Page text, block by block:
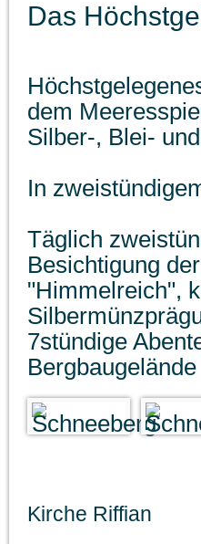
Das
dem
Silber-, Blei-
In
Täglich
Besichtigung
"Himmelreich",
7stündige
Kirche Riffian